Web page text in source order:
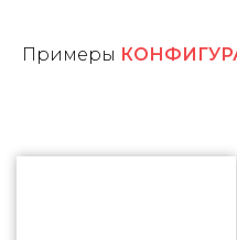
Примеры